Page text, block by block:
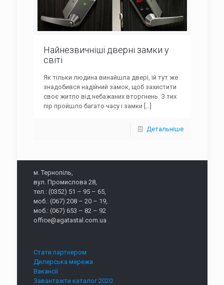
Найнезвичніші дверні замки у
світі
Як тільки людина винайшла двері, їй тут же
знадобився надійний замок, щоб захистити
своє житло від небажаних вторгнень. З тих
пір пройшло багато часу і замки […]
Детальніше
м. Тернопіль,
вул. Промислова 28,
тел.: (0352) 51 – 95 – 65,
моб.: (067) 208 – 20 – 19,
моб.: (067) 653 – 82 – 92
office@agatastal.com.ua
Стати партнером
Дилерська мережа
Вакансії
Завантажти каталог 2020